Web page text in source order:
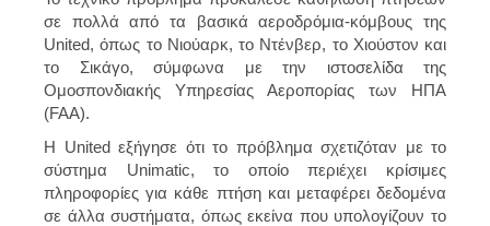
σε πολλά από τα βασικά αεροδρόμια-κόμβους της
United, όπως το Νιούαρκ, το Ντένβερ, το Χιούστον και
το Σικάγο, σύμφωνα με την ιστοσελίδα της
Ομοσπονδιακής Υπηρεσίας Αεροπορίας των ΗΠΑ
(FAA).
Η United εξήγησε ότι το πρόβλημα σχετιζόταν με το
σύστημα Unimatic,το οποίο περιέχει κρίσιμες
πληροφορίες για κάθε πτήση και μεταφέρει δεδομένα
σε άλλα συστήματα, όπως εκείνα που υπολογίζουν το